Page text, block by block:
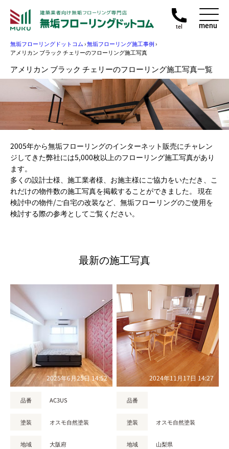
tel menu
無垢フローリングドットコム›無垢フローリング施工事例›
アメリカン ブラック チェリーのフローリング施工写真
アメリカン ブラック チェリーのフローリング施工写真一覧
2005年から無垢フローリングのインターネット販売にチャレン
ジしてきた弊社には5,000枚以上のフローリング施工写真があり
ます。
多くの設計士様、施工業者様、お施主様にご協力をいただき、こ
れだけの物件数の施工写真を掲載することができました。 現在
検討中の物件/ご自宅の改装など、無垢フローリングのご使用を
検討する際の参考としてご覧ください。
最新の施工写真
2025年6月25日 14:52
品番 AC3US
塗装 オスモ自然塗装
地域 大阪府
2024年11月17日 14:27
品番
塗装 オスモ自然塗装
地域 山梨県